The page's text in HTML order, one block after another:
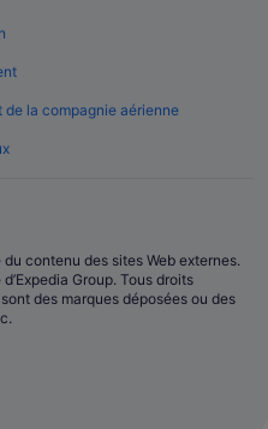
la compagnie aérienne
contenu des sites Web externes.
Group. Tous droits
des marques déposées ou des